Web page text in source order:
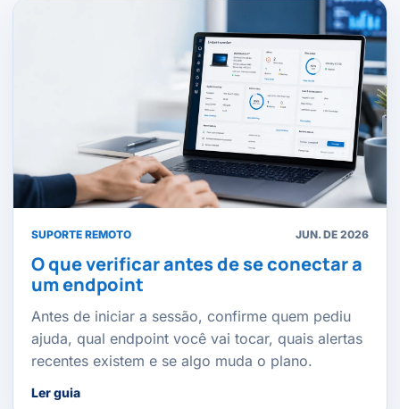
SUPORTE REMOTO JUN. DE 2026
O que verificar antes de se conectar a
um endpoint
Antes de iniciar a sessão, confirme quem pediu
ajuda, qual endpoint você vai tocar, quais alertas
recentes existem e se algo muda o plano.
Ler guia